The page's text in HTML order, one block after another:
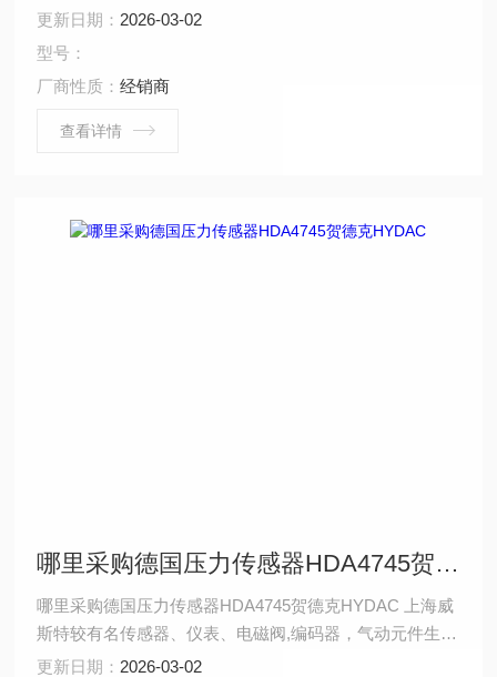
定。精度高、寿命长、操作简单； b检测精度可达0.5%，
适用于多种工作领域; c. 产品稳定性能好：在设计中加入
在正常使用中，保持很好的稳定性; d. 使用方便：机械电
气连接简单，可通过按键设定，输出信号可直接输入PLC
更新日期： 2026-03-02
型号：
厂商性质：经销商
查看详情
哪里采购德国压力传感器HDA4745贺德克HYDAC
哪里采购德国压力传感器HDA4745贺德克HYDAC 上海威
斯特较有名传感器、仪表、电磁阀,编码器，气动元件生产
厂商的经销商，公司为广大用户提供性能*、价格合理的传
更新日期： 2026-03-02